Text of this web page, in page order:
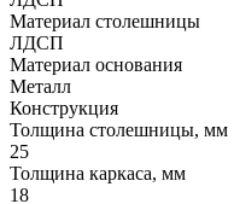
Материал столешницы
ЛДСП
Материал основания
Металл
Конструкция
Толщина столешницы, мм
25
Толщина каркаса, мм
18